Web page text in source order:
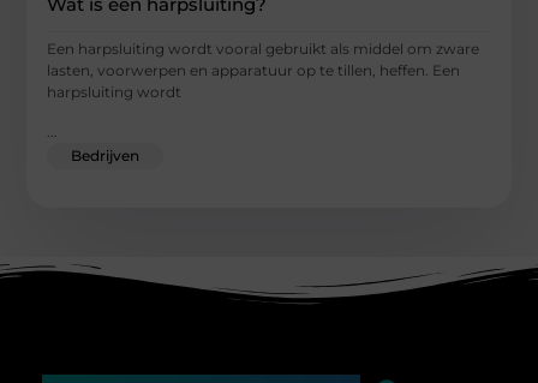
Een harpsluiting wordt vooral gebruikt als middel om zware
lasten, voorwerpen en apparatuur op te tillen, heffen. Een
harpsluiting wordt
Bedrijven